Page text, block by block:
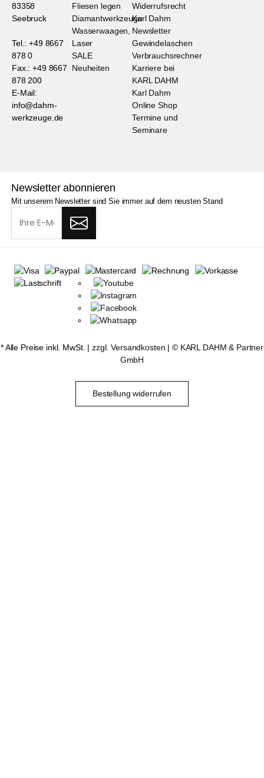
83358
Seebruck
Tel.: +49 8667
878 0
Fax.: +49 8667
878 200
E-Mail:
info@dahm-
werkzeuge.de
Fliesen legen
Diamantwerkzeuge
Wasserwaagen,
Laser
SALE
Neuheiten
Widerrufsrecht
Karl Dahm
Newsletter
Gewindelaschen
Verbrauchsrechner
Karriere bei
KARL DAHM
Karl Dahm
Online Shop
Termine und
Seminare
Newsletter abonnieren
Mit unserem Newsletter sind Sie immer auf dem neusten Stand
* Alle Preise inkl. MwSt. |zzgl. Versandkosten | © KARL DAHM & Partner
GmbH
Bestellung widerrufen